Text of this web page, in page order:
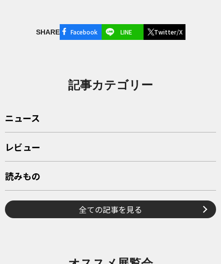
SHARE Facebook LINE Twitter/X
記事カテゴリー
ニュース
レビュー
読みもの
全ての記事を見る